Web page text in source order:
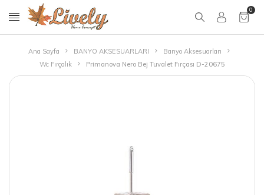
0
Ana Sayfa BANYO AKSESUARLARI
Banyo Aksesuarları
Wc Fırçalık
Primanova Nero Bej Tuvalet Fırçası D-20675